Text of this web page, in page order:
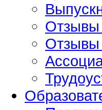
Отзывы
Отзывы